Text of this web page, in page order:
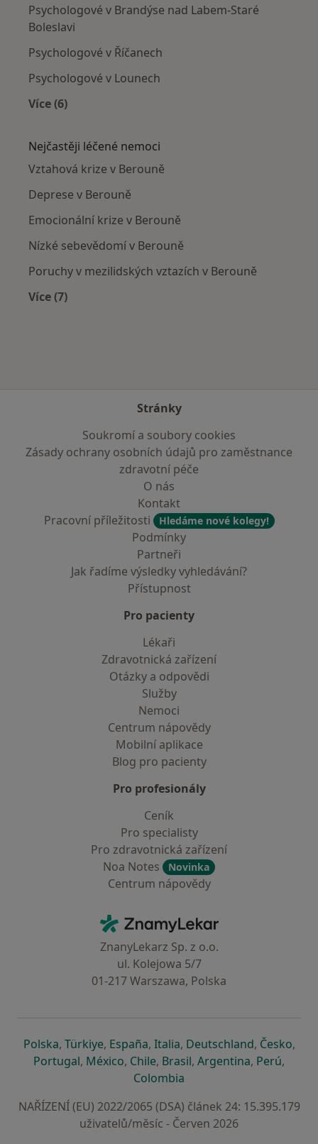
Psychologové v Brandýse nad Labem-Staré
Boleslavi
Psychologové v Říčanech
Psychologové v Lounech
Více (6)
Nejčastěji léčené nemoci
Vztahová krize v Berouně
Deprese v Berouně
Emocionální krize v Berouně
Nízké sebevědomí v Berouně
Poruchy v mezilidských vztazích v Berouně
Více (7)
Stránky
Soukromí a soubory cookies
Zásady ochrany osobních údajů pro zaměstnance
zdravotní péče
O nás
Kontakt
Pracovní příležitosti
Hledáme nové kolegy!
Podmínky
Partneři
Jak řadíme výsledky vyhledávání?
Přístupnost
Pro pacienty
Lékaři
Zdravotnická zařízení
Otázky a odpovědi
Služby
Nemoci
Centrum nápovědy
Mobilní aplikace
Blog pro pacienty
Pro profesionály
Ceník
Pro specialisty
Pro zdravotnická zařízení
Noa Notes
Novinka
Centrum nápovědy
ZnamyLekar - Hlavní stránka
ZnanyLekarz Sp. z o.o.
ul. Kolejowa 5/7
01-217 Warszawa, Polska
Polskase otevře v nové záložce
, Türkiyese otevře v nové záložce
, Españase otevře v nové záložce
, Italiase otevře v nové záložce
, Deutschlandse otevře v
, Českose
,
Portugalse otevře v nové záložce
, Méxicose otevře v nové záložce
, Chilese otevře v nové záložce
, Brasilse otevře v nové
, Argentinase otevře v
, Perúse
,
Colombia
NAŘÍZENÍ (EU) 2022/2065 (DSA) článek 24: 15.395.179
uživatelů/měsíc - Červen 2026